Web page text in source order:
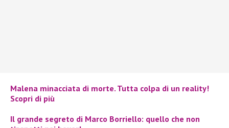
Malena minacciata di morte. Tutta colpa di un reality!
Scopri di più
Il grande segreto di Marco Borriello: quello che non